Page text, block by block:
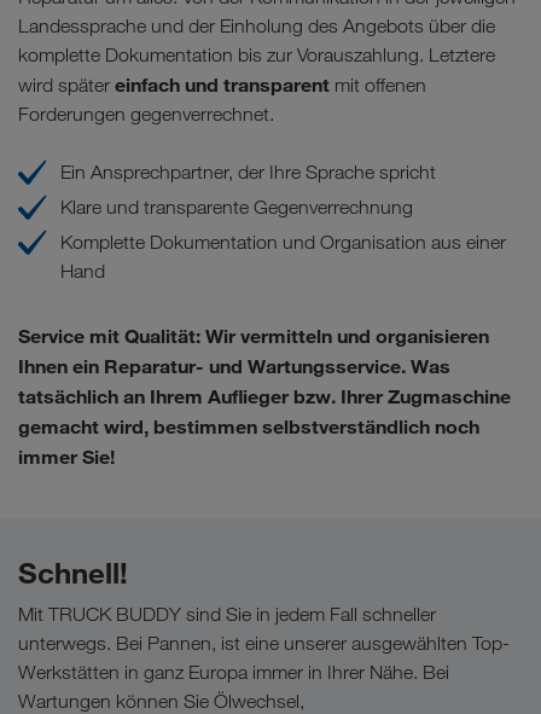
Landessprache und der Einholung des Angebots über die
komplette Dokumentation bis zur Vorauszahlung. Letztere
wird später einfach und transparent mit offenen
Forderungen gegenverrechnet.
Ein Ansprechpartner, der Ihre Sprache spricht
Klare und transparente Gegenverrechnung
Komplette Dokumentation und Organisation aus einer
Hand
Service mit Qualität: Wir vermitteln und organisieren
Ihnen ein Reparatur- und Wartungsservice. Was
tatsächlich an Ihrem Auflieger bzw. Ihrer Zugmaschine
gemacht wird, bestimmen selbstverständlich noch
immer Sie!
Schnell!
Mit TRUCK BUDDY sind Sie in jedem Fall schneller
unterwegs. Bei Pannen, ist eine unserer ausgewählten Top-
Werkstätten in ganz Europa immer in Ihrer Nähe. Bei
Wartungen können Sie Ölwechsel,